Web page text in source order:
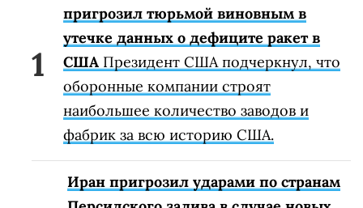
пригрозил тюрьмой виновным в
утечке данных о дефиците ракет в
США Президент США подчеркнул, что
оборонные компании строят
наибольшее количество заводов и
фабрик за всю историю США.
Иран пригрозил ударами по странам